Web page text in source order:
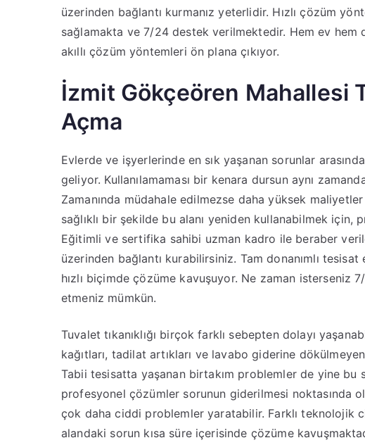
üzerinden bağlantı kurmanız yeterlidir. Hızlı çözüm
sağlamakta ve 7/24 destek verilmektedir. Hem ev hem
akıllı çözüm yöntemleri ön plana çıkıyor.
İzmit Gökçeören Mahallesi
Açma
Evlerde ve işyerlerinde en sık yaşanan sorunlar
geliyor. Kullanılamaması bir kenara dursun aynı
Zamanında müdahale edilmezse daha yüksek
sağlıklı bir şekilde bu alanı yeniden kullanabilmek
Eğitimli ve sertifika sahibi uzman kadro ile beraber
üzerinden bağlantı kurabilirsiniz. Tam donanımlı
hızlı biçimde çözüme kavuşuyor. Ne zaman
etmeniz mümkün.
Tuvalet tıkanıklığı birçok farklı sebepten dolayı
kağıtları, tadilat artıkları ve lavabo giderine
Tabii tesisatta yaşanan birtakım problemler de yine bu
profesyonel çözümler sorunun giderilmesi noktasında
çok daha ciddi problemler yaratabilir. Farklı teknolojik
alandaki sorun kısa süre içerisinde çözüme